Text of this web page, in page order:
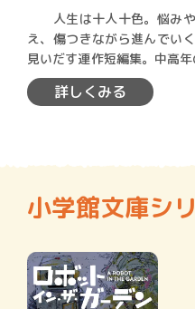
人生は十人十色。悩みや
え、傷つきながら進んでい
見いだす連作短編集。中高
周囲の…
詳しくみる
小学館文庫シ